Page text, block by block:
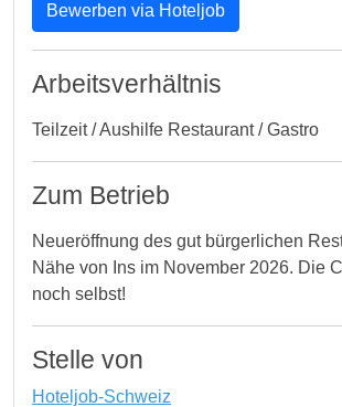
Bewerben via Hoteljob
Arbeitsverhältnis
Teilzeit / Aushilfe Restaurant / Gastro
Zum Betrieb
Neueröffnung des gut bürgerlichen
Nähe von Ins im November 2026. Die
noch selbst!
Stelle von
Hoteljob-Schweiz